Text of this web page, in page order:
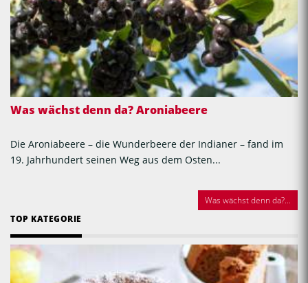
Was wächst denn da? Aroniabeere
Die Aroniabeere – die Wunderbeere der Indianer – fand im
19. Jahrhundert seinen Weg aus dem Osten...
Was wächst denn da?...
TOP KATEGORIE